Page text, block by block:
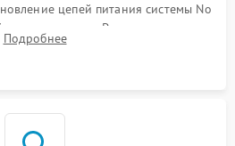
цепей питания системы No
и вентилятор. Ремонт или замена
при сбоях алгоритмов.
Подробнее